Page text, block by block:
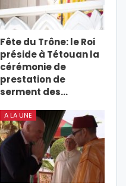
Fête du Trône: le Roi
préside à Tétouan la
cérémonie de
prestation de
serment des…
A LA UNE